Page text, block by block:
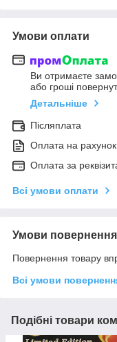
Умови оплати
Ви отримаєте
або гроші
Детальніше
Післяплата
Оплата на рахунок
Оплата за
Всі умови оплати
Умови повернення
Повернення товару
Всі умови
Подібні товари